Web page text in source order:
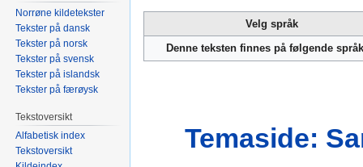
til
navigering
til
Velg språk
Denne teksten finnes på følgende
Temaside:
Norrøne kildetekster
Tekster på dansk
Tekster på norsk
Tekster på svensk
Tekster på islandsk
Tekster på færøysk
Tekstoversikt
Alfabetisk index
Tekstoversikt